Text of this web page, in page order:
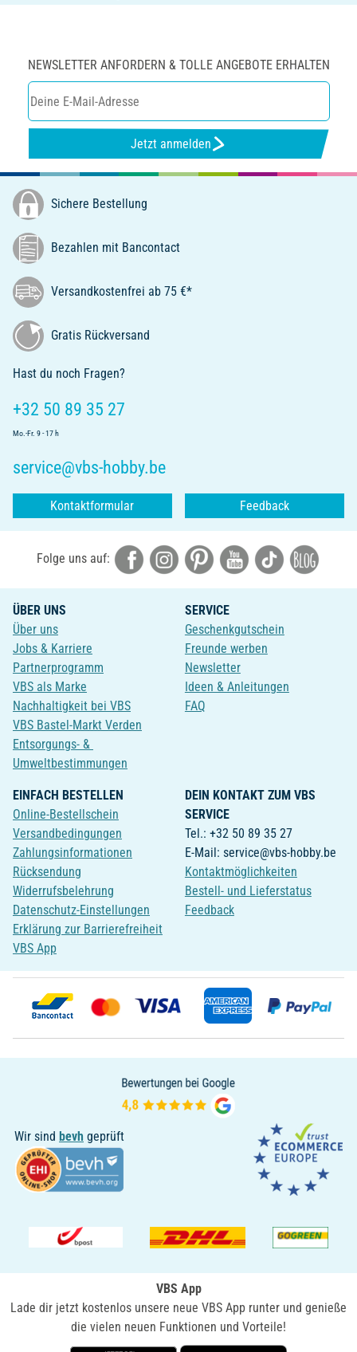
NEWSLETTER ANFORDERN & TOLLE ANGEBOTE ERHALTEN
Jetzt anmelden
Sichere Bestellung
Bezahlen mit Bancontact
Versandkostenfrei ab 75 €*
Gratis Rückversand
Hast du noch Fragen?
+32 50 89 35 27
Mo.-Fr. 9 - 17 h
service@vbs-hobby.be
Kontaktformular Feedback
Folge uns auf:
ÜBER UNS
Über uns
Jobs & Karriere
Partnerprogramm
VBS als Marke
Nachhaltigkeit bei VBS
VBS Bastel-Markt Verden
Entsorgungs- &
Umweltbestimmungen
SERVICE
Geschenkgutschein
Freunde werben
Newsletter
Ideen & Anleitungen
FAQ
EINFACH BESTELLEN
Online-Bestellschein
Versandbedingungen
Zahlungsinformationen
Rücksendung
Widerrufsbelehrung
Datenschutz-Einstellungen
Erklärung zur Barrierefreiheit
VBS App
DEIN KONTAKT ZUM VBS
SERVICE
Tel.: +32 50 89 35 27
E-Mail: service@vbs-hobby.be
Kontaktmöglichkeiten
Bestell- und Lieferstatus
Feedback
Wir sind bevh geprüft
VBS App
Lade dir jetzt kostenlos unsere neue VBS App runter und genieße
die vielen neuen Funktionen und Vorteile!